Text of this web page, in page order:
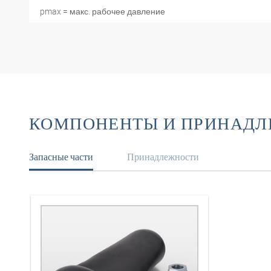
pmax = макс. рабочее давление
КОМПОНЕНТЫ И
Запасные части Принадлежности